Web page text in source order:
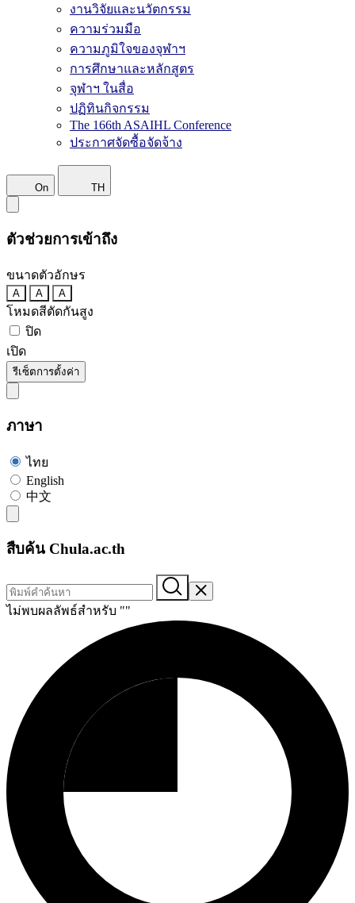
งานวิจัยและนวัตกรรม
ความร่วมมือ
ความภูมิใจของจุฬาฯ
การศึกษาและหลักสูตร
จุฬาฯ ในสื่อ
ปฏิทินกิจกรรม
The 166th ASAIHL Conference
ประกาศจัดซื้อจัดจ้าง
On TH
ตัวช่วยการเข้าถึง
ขนาดตัวอักษร
A A A
โหมดสีตัดกันสูง
ปิด
เปิด
รีเซ็ตการตั้งค่า
ภาษา
ไทย
English
中文
สืบค้น Chula.ac.th
ไม่พบผลลัพธ์สำหรับ ""